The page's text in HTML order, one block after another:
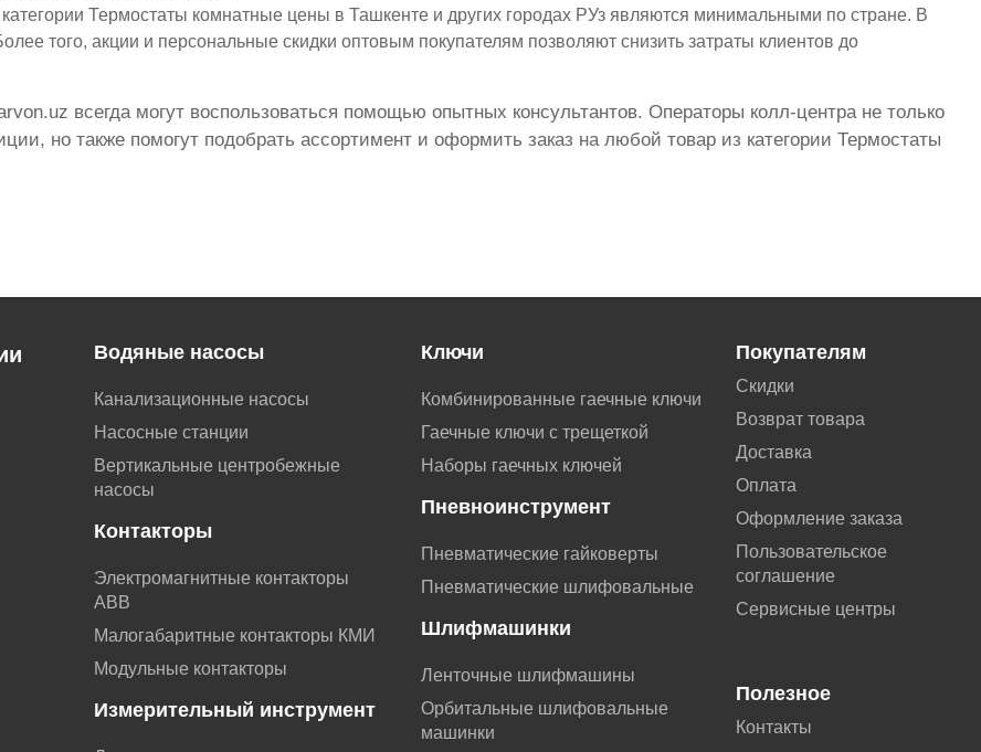
Термостаты комнатные цены в Ташкенте и других городах РУз являются минимальными по стране. В
того, акции и персональные скидки оптовым покупателям позволяют снизить затраты клиентов до
всегда могут воспользоваться помощью опытных консультантов. Операторы колл-центра не только
но также помогут подобрать ассортимент и оформить заказ на любой товар из категории Термостаты
Водяные насосы
Канализационные насосы
Насосные станции
Вертикальные центробежные
насосы
Контакторы
Электромагнитные контакторы
АВВ
Малогабаритные контакторы КМИ
Модульные контакторы
Измерительный инструмент
Ключи
Комбинированные гаечные ключи
Гаечные ключи с трещеткой
Наборы гаечных ключей
Пневноинструмент
Пневматические гайковерты
Пневматические шлифовальные
Шлифмашинки
Ленточные шлифмашины
Орбитальные шлифовальные
машинки
Покупателям
Скидки
Возврат товара
Доставка
Оплата
Оформление заказа
Пользовательское
соглашение
Сервисные центры
Полезное
Контакты